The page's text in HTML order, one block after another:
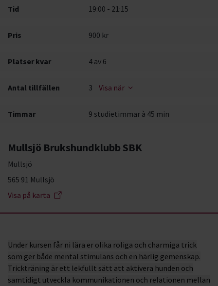
Tid 19:00 - 21:15
Pris 900 kr
Platser kvar 4 av 6
Antal tillfällen 3 Visa när
Timmar 9 studietimmar à 45 min
Mullsjö Brukshundklubb SBK
Mullsjö
565 91 Mullsjö
Visa på karta
Under kursen får ni lära er olika roliga och charmiga trick
som ger både mental stimulans och en härlig gemenskap.
Trickträning är ett lekfullt sätt att aktivera hunden och
samtidigt utveckla kommunikationen och relationen mellan